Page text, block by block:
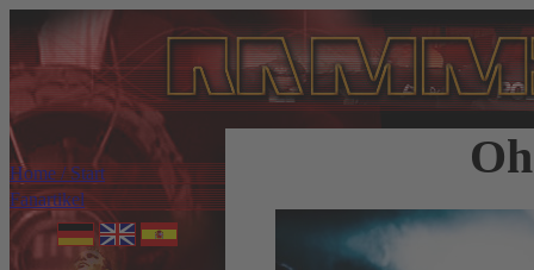
Home / Start
Fanartikel